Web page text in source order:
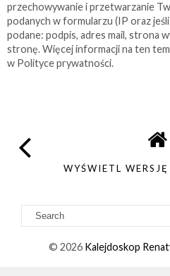
przechowywanie i przetwarzanie
podanych w formularzu (IP oraz
podane: podpis, adres mail, strona
stronę. Więcej informacji na ten
w Polityce prywatności.
WYŚWIETL
© 2026 Kalejdoskop